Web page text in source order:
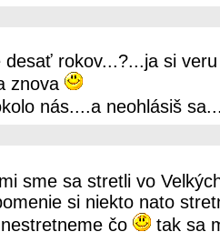
rokov...?...ja si
znova
nás....a neohlásiš
sme sa stretli vo
si niekto nato
čo
tak sa